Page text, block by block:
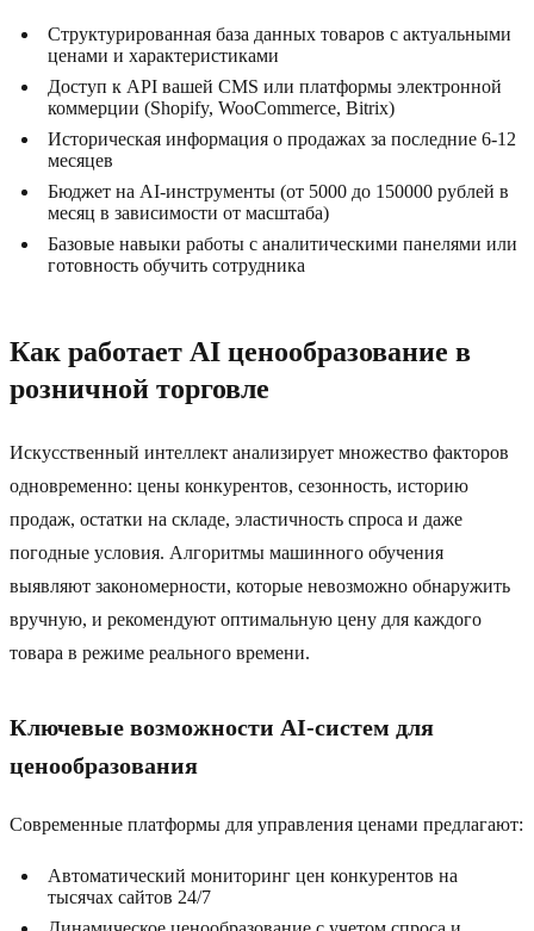
Структурированная база данных товаров с актуальными
ценами и характеристиками
Доступ к API вашей CMS или платформы электронной
коммерции (Shopify, WooCommerce, Bitrix)
Историческая информация о продажах за последние 6-12
месяцев
Бюджет на AI-инструменты (от 5000 до 150000 рублей в
месяц в зависимости от масштаба)
Базовые навыки работы с аналитическими панелями или
готовность обучить сотрудника
Как работает AI ценообразование в
розничной торговле
Искусственный интеллект анализирует множество факторов
одновременно: цены конкурентов, сезонность, историю
продаж, остатки на складе, эластичность спроса и даже
погодные условия. Алгоритмы машинного обучения
выявляют закономерности, которые невозможно обнаружить
вручную, и рекомендуют оптимальную цену для каждого
товара в режиме реального времени.
Ключевые возможности AI-систем для
ценообразования
Современные платформы для управления ценами предлагают:
Автоматический мониторинг цен конкурентов на
тысячах сайтов 24/7